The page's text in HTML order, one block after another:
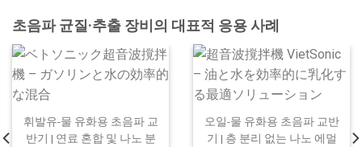
초음파 균질·추출 장비의 대표적 응용 사례
휘발유-물 유화용 초음파 교
반기 | 연료 혼합 및 나노 분
오일-물 유화용 초음파 교반
기 | 층 분리 없는 나노 에멀